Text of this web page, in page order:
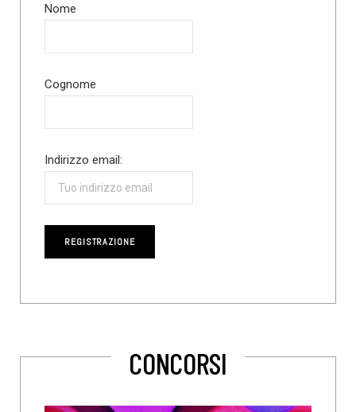
Nome
Cognome
Indirizzo email:
CONCORSI